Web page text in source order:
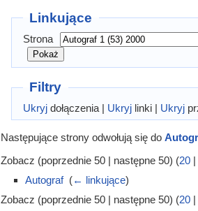
Linkujące
Strona
Filtry
Ukryjdołączenia | Ukryjlinki | Ukryj
Następujące strony odwołują się do
Zobacz (poprzednie 50 | następne 50) (20|
Autograf‎ (← linkujące)
Zobacz (poprzednie 50 | następne 50) (20|